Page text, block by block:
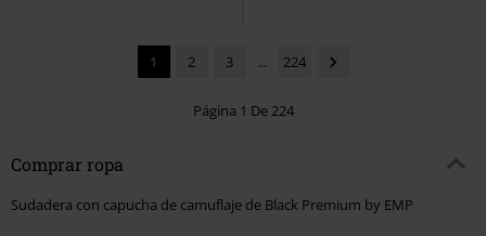
1 2 3 ... 224
Página 1 De 224
Comprar ropa
Sudadera con capucha de camuflaje de Black Premium by EMP